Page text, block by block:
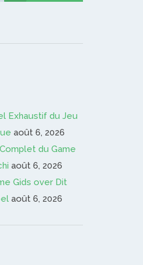
Exhaustif du Jeu
août 6, 2026
du Game
août 6, 2026
Gids over Dit
août 6, 2026